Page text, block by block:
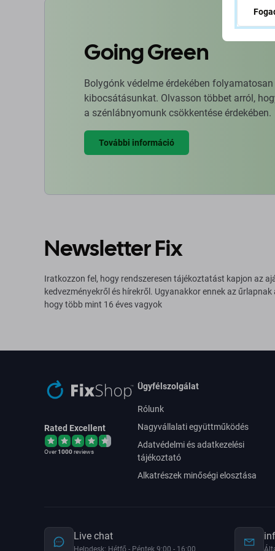
Going Green
Bolygónk védelme érdekében
kibocsátásunkat. Olvasson többet arról,
a szénlábnyomunk csökkentése érdekében.
További információ
Newsletter Fix
Iratkozzon fel, hogy rendszeresen tájékoztatást kapjon az
kedvezményekről és hírekről. Ugyanakkor ennek az
hogy több mint 16 éves vagyok
Rated Excellent
Over1000reviews
Ügyfélszolgálat
Rólunk
Nagyvállalati együttműködés
Adatvédelmi és adatkezelési
tájékoztató
Alkatrészek minőségi elosztása
Live chat
Helpdesk: Hétfő - Péntek 9:00 - 16:00